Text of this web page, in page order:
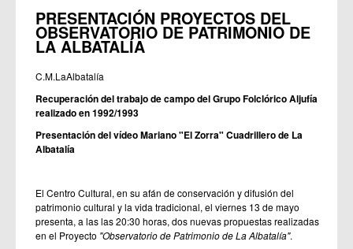
PRESENTACIÓN PROYECTOS DEL
OBSERVATORIO DE PATRIMONIO DE
LA ALBATALÍA
C.M.LaAlbatalía
Recuperación del trabajo de campo del Grupo Folclórico Aljufía
realizado en 1992/1993
Presentación del vídeo Mariano "El Zorra" Cuadrillero de La
Albatalía
El Centro Cultural, en su afán de conservación y difusión del
patrimonio cultural y la vida tradicional, el viernes 13 de mayo
presenta, a las las 20:30 horas, dos nuevas propuestas realizadas
en el Proyecto "Observatorio de Patrimonio de La Albatalía".